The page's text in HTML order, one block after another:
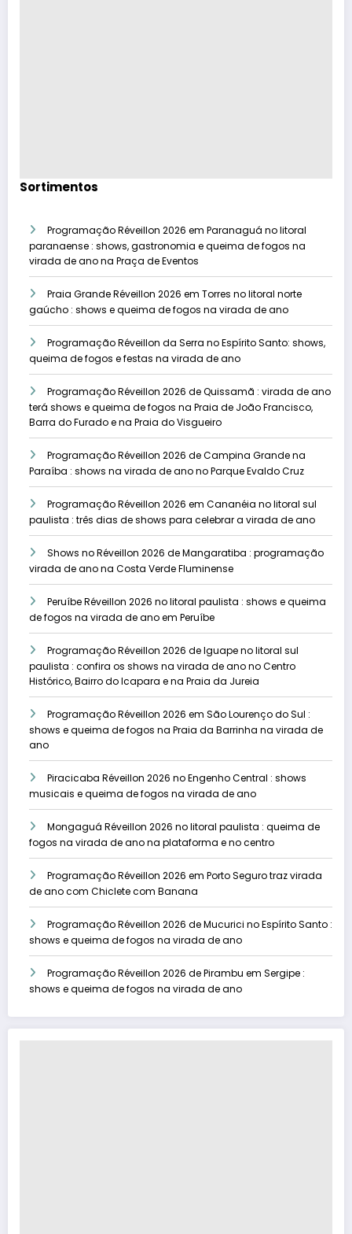
Sortimentos
Programação Réveillon 2026 em Paranaguá no litoral
paranaense : shows, gastronomia e queima de fogos na
virada de ano na Praça de Eventos
Praia Grande Réveillon 2026 em Torres no litoral norte
gaúcho : shows e queima de fogos na virada de ano
Programação Réveillon da Serra no Espírito Santo: shows,
queima de fogos e festas na virada de ano
Programação Réveillon 2026 de Quissamã : virada de ano
terá shows e queima de fogos na Praia de João Francisco,
Barra do Furado e na Praia do Visgueiro
Programação Réveillon 2026 de Campina Grande na
Paraíba : shows na virada de ano no Parque Evaldo Cruz
Programação Réveillon 2026 em Cananéia no litoral sul
paulista : três dias de shows para celebrar a virada de ano
Shows no Réveillon 2026 de Mangaratiba : programação
virada de ano na Costa Verde Fluminense
Peruíbe Réveillon 2026 no litoral paulista : shows e queima
de fogos na virada de ano em Peruíbe
Programação Réveillon 2026 de Iguape no litoral sul
paulista : confira os shows na virada de ano no Centro
Histórico, Bairro do Icapara e na Praia da Jureia
Programação Réveillon 2026 em São Lourenço do Sul :
shows e queima de fogos na Praia da Barrinha na virada de
ano
Piracicaba Réveillon 2026 no Engenho Central : shows
musicais e queima de fogos na virada de ano
Mongaguá Réveillon 2026 no litoral paulista : queima de
fogos na virada de ano na plataforma e no centro
Programação Réveillon 2026 em Porto Seguro traz virada
de ano com Chiclete com Banana
Programação Réveillon 2026 de Mucurici no Espírito Santo :
shows e queima de fogos na virada de ano
Programação Réveillon 2026 de Pirambu em Sergipe :
shows e queima de fogos na virada de ano